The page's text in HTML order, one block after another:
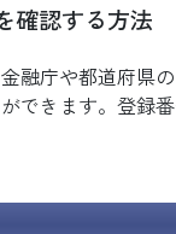
確認する方法
融庁や都道府県
できます。登録